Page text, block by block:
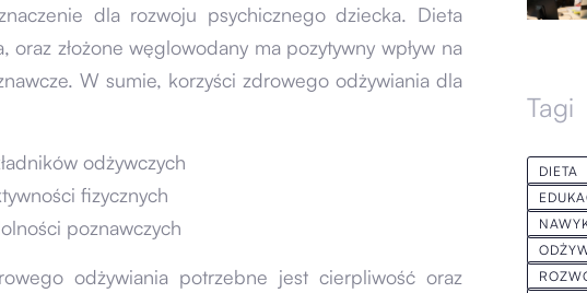
dla rozwoju psychicznego dziecka. Dieta
oraz złożone węglowodany ma pozytywny wpływ na
W sumie, korzyści zdrowego odżywiania dla
odżywczych
fizycznych
poznawczych
odżywiania potrzebne jest cierpliwość oraz
Tagi
DIETA